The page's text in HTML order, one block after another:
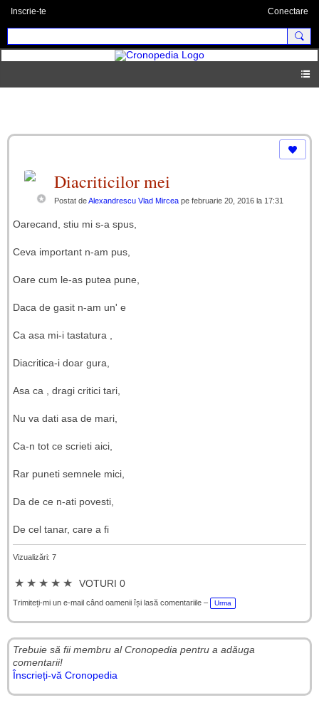
Inscrie-te Conectare
Diacriticilor mei
Postat deAlexandrescu Vlad Mircea pe februarie 20, 2016 la 17:31
Oarecand, stiu mi s-a spus,
Ceva important n-am pus,
Oare cum le-as putea pune,
Daca de gasit n-am un' e
Ca asa mi-i tastatura ,
Diacritica-i doar gura,
Asa ca , dragi critici tari,
Nu va dati asa de mari,
Ca-n tot ce scrieti aici,
Rar puneti semnele mici,
Da de ce n-ati povesti,
De cel tanar, care a fi
Vizualizări: 7
★ ★ ★ ★ ★ VOTURI 0
Trimiteți-mi un e-mail când oamenii își lasă comentariile – Urma
Trebuie să fii membru al Cronopedia ​​pentru a adăuga
comentarii!
Înscrieți-vă Cronopedia